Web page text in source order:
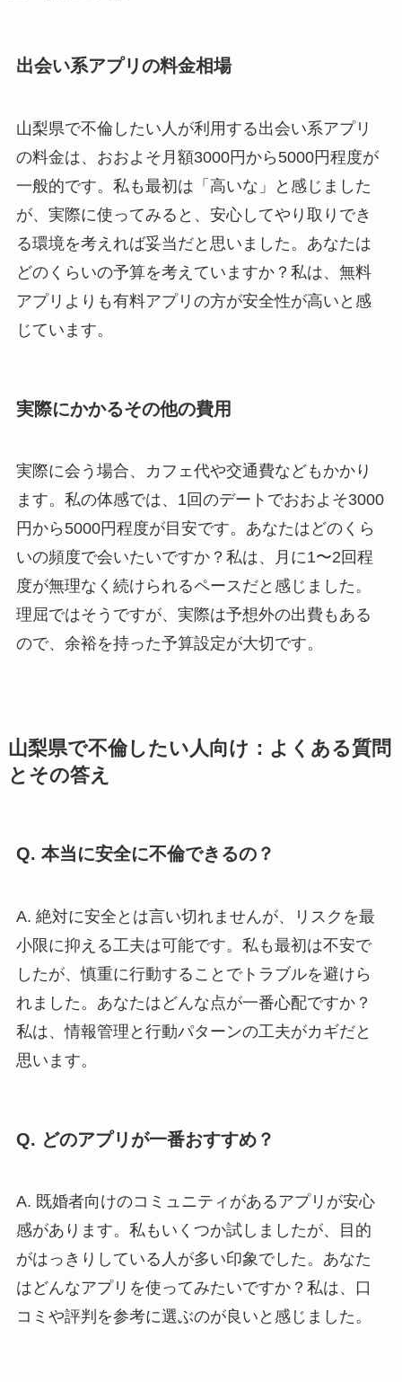
出会い系アプリの料金相場
山梨県で不倫したい人が利用する出会い系アプリ
の料金は、おおよそ月額3000円から5000円程度が
一般的です。私も最初は「高いな」と感じました
が、実際に使ってみると、安心してやり取りでき
る環境を考えれば妥当だと思いました。あなたは
どのくらいの予算を考えていますか？私は、無料
アプリよりも有料アプリの方が安全性が高いと感
じています。
実際にかかるその他の費用
実際に会う場合、カフェ代や交通費などもかかり
ます。私の体感では、1回のデートでおおよそ3000
円から5000円程度が目安です。あなたはどのくら
いの頻度で会いたいですか？私は、月に1〜2回程
度が無理なく続けられるペースだと感じました。
理屈ではそうですが、実際は予想外の出費もある
ので、余裕を持った予算設定が大切です。
山梨県で不倫したい人向け：よくある質問
とその答え
Q. 本当に安全に不倫できるの？
A. 絶対に安全とは言い切れませんが、リスクを最
小限に抑える工夫は可能です。私も最初は不安で
したが、慎重に行動することでトラブルを避けら
れました。あなたはどんな点が一番心配ですか？
私は、情報管理と行動パターンの工夫がカギだと
思います。
Q. どのアプリが一番おすすめ？
A. 既婚者向けのコミュニティがあるアプリが安心
感があります。私もいくつか試しましたが、目的
がはっきりしている人が多い印象でした。あなた
はどんなアプリを使ってみたいですか？私は、口
コミや評判を参考に選ぶのが良いと感じました。